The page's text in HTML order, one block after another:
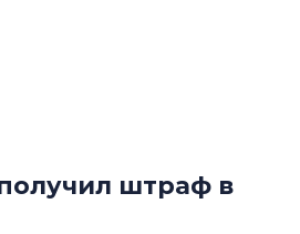
штраф в
Константин